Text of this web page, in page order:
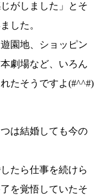
がしました」
とそ
した。
園地、ショッピン
劇場など、いろん
たそうですよ(#^^#)
は結婚しても今の
たら仕事を続けら
を覚悟していたそ